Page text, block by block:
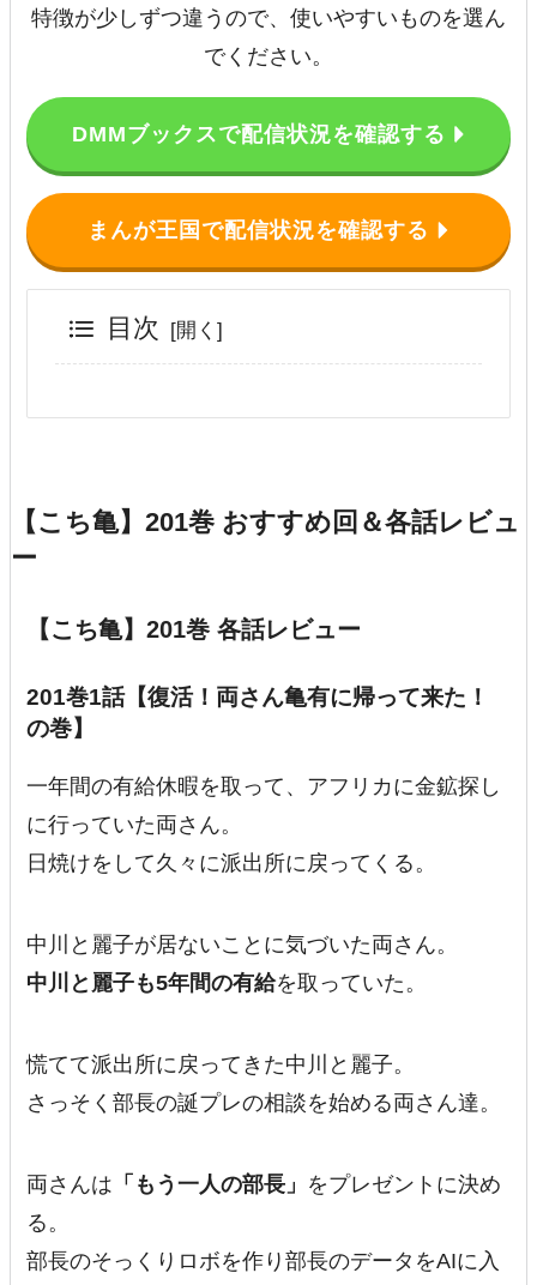
特徴が少しずつ違うので、使いやすいものを選ん
でください。
DMMブックスで配信状況を確認する
まんが王国で配信状況を確認する
目次
【こち亀】201巻 おすすめ回＆各話レビュ
ー
【こち亀】201巻 各話レビュー
201巻1話【復活！両さん亀有に帰って来た！
の巻】
一年間の有給休暇を取って、アフリカに金鉱探し
に行っていた両さん。
日焼けをして久々に派出所に戻ってくる。
中川と麗子が居ないことに気づいた両さん。
中川と麗子も5年間の有給を取っていた。
慌てて派出所に戻ってきた中川と麗子。
さっそく部長の誕プレの相談を始める両さん達。
両さんは 「もう一人の部長」 をプレゼントに決め
る。
部長のそっくりロボを作り部長のデータをAIに入